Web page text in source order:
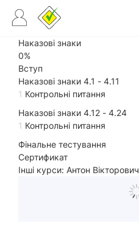
Наказові знаки
0%
Вступ
Наказові знаки 4.1 - 4.11
1 Контрольні питання
Наказові знаки 4.12 - 4.24
1 Контрольні питання
Фінальне тестування
Сертификат
Інші курси: Антон Вікторович